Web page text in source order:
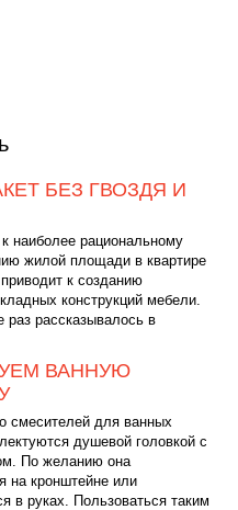
БЕЗ ГВОЗДЯ И
наиболее рациональному
жилой площади в квартире
к созданию
конструкций мебели.
рассказывалось в
ВАННУЮ
смесителей для ванных
душевой головкой с
По желанию она
на кронштейне или
в руках. Пользоваться таким